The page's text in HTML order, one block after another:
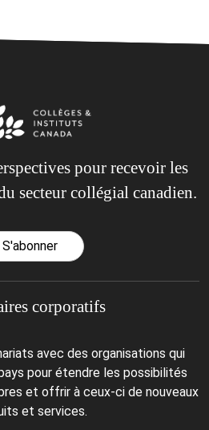
pour recevoir les
secteur collégial canadien.
S'abonner
corporatifs
avec des organisations qui
pour étendre les possibilités
et offrir à ceux-ci de nouveaux
et services.